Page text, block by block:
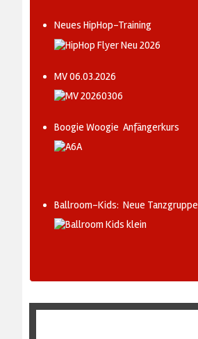
Neues HipHop-Training
MV 06.03.2026
Boogie Woogie Anfängerkurs
Ballroom-Kids: Neue Tanzgruppe